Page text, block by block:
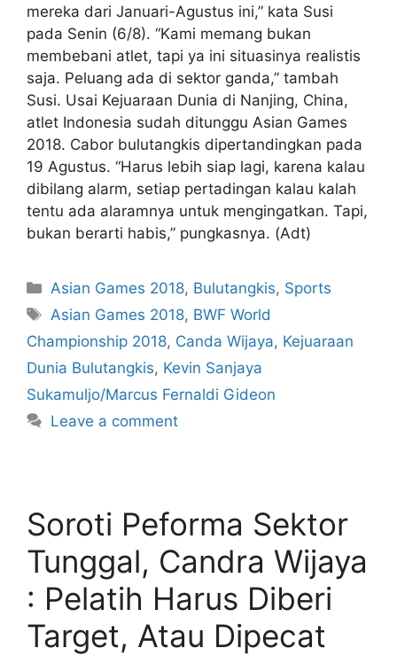
mereka dari Januari-Agustus ini,” kata Susi
pada Senin (6/8). “Kami memang bukan
membebani atlet, tapi ya ini situasinya realistis
saja. Peluang ada di sektor ganda,” tambah
Susi. Usai Kejuaraan Dunia di Nanjing, China,
atlet Indonesia sudah ditunggu Asian Games
2018. Cabor bulutangkis dipertandingkan pada
19 Agustus. “Harus lebih siap lagi, karena kalau
dibilang alarm, setiap pertadingan kalau kalah
tentu ada alaramnya untuk mengingatkan. Tapi,
bukan berarti habis,” pungkasnya. (Adt)
Asian Games 2018, Bulutangkis, Sports
Asian Games 2018, BWF World
Championship 2018, Canda Wijaya, Kejuaraan
Dunia Bulutangkis, Kevin Sanjaya
Sukamuljo/Marcus Fernaldi Gideon
Leave a comment
Soroti Peforma Sektor
Tunggal, Candra Wijaya
: Pelatih Harus Diberi
Target, Atau Dipecat